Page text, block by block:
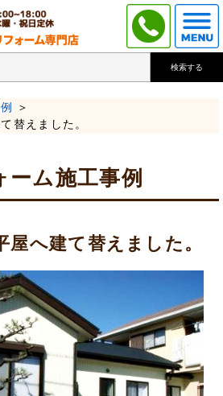
検索する
替えました。
ーム施工事例
屋へ建て替えました。